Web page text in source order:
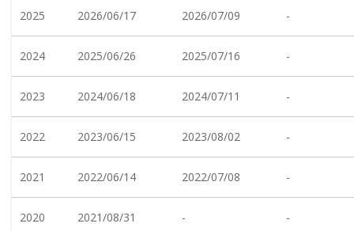
2025 2026/06/17 2026/07/09 -
2024 2025/06/26 2025/07/16 -
2023 2024/06/18 2024/07/11 -
2022 2023/06/15 2023/08/02 -
2021 2022/06/14 2022/07/08 -
2020 2021/08/31 - -